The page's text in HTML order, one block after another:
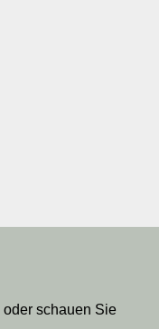
schauen Sie